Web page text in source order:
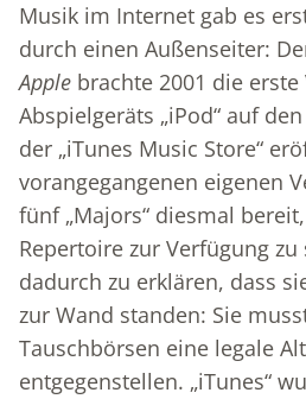
Musik im Internet gab es
durch einen Außenseiter:
Apple brachte 2001 die
Abspielgeräts „iPod“ auf
der „iTunes Music Store“
vorangegangenen eigenen
fünf „Majors“ diesmal
Repertoire zur Verfügung
dadurch zu erklären, dass
zur Wand standen: Sie
Tauschbörsen eine legale
entgegenstellen. „iTunes“